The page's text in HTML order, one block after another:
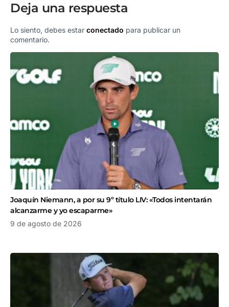
Deja una respuesta
Lo siento, debes estar conectado para publicar un
comentario.
Joaquín Niemann, a por su 9º título LIV: «Todos intentarán
alcanzarme y yo escaparme»
9 de agosto de 2026